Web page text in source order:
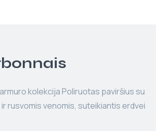
kolekcija Poliruotas paviršius su
rusvomis venomis, suteikiantis erdvei